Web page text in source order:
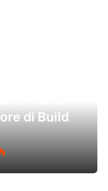
di Build